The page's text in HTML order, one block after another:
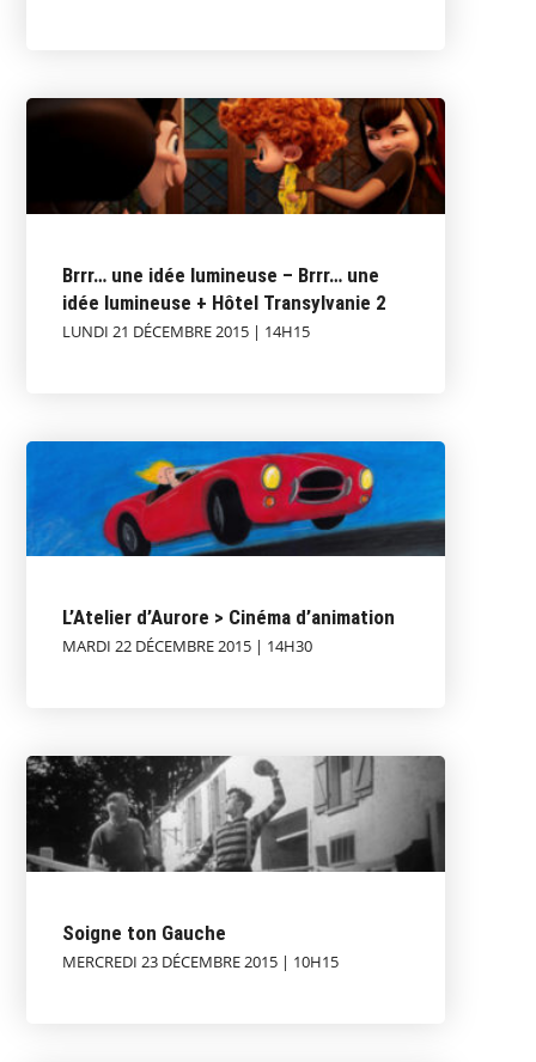
Brrr… une idée lumineuse – Brrr… une
idée lumineuse + Hôtel Transylvanie 2
LUNDI 21 DÉCEMBRE 2015 | 14H15
L’Atelier d’Aurore > Cinéma d’animation
MARDI 22 DÉCEMBRE 2015 | 14H30
Soigne ton Gauche
MERCREDI 23 DÉCEMBRE 2015 | 10H15